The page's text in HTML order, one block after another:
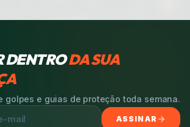
DENTRODA SUA
golpes e guias de proteção toda semana.
ASSINAR